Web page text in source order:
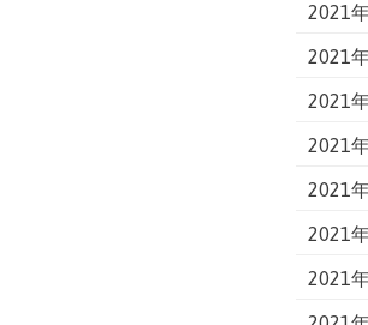
2021
2021
2021
2021
2021
2021
2021